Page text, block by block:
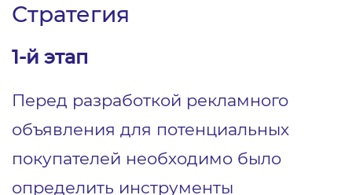
Стратегия
1-й этап
Перед разработкой рекламного
объявления для потенциальных
покупателей необходимо было
определить инструменты